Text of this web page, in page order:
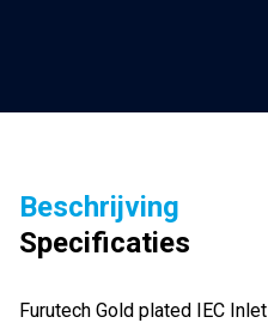
Beschrijving
Specificaties
Furutech Gold plated IEC Inlet